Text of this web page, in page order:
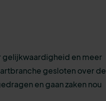
en meer
gesloten over de
en gaan zaken nou